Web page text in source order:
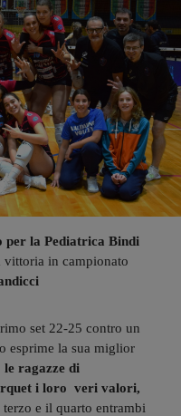
per la Pediatrica Bindi
in campionato
set 22-25 contro un
esprime la sua miglior
le ragazze di
i loro veri valori,
e il quarto entrambi